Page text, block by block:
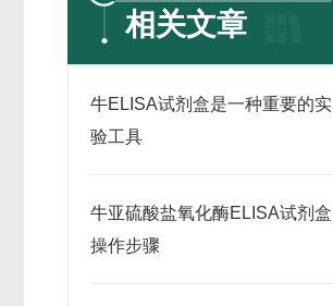
相关文章
牛ELISA试剂盒是一种重要的实
验工具
牛亚硫酸盐氧化酶ELISA试剂盒
操作步骤